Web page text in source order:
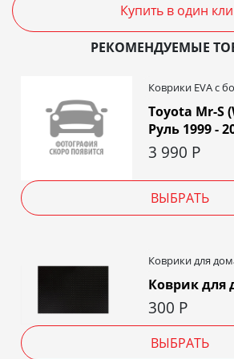
Купить в один
РЕКОМЕНДУЕМЫЕ
Коврики EVA c
Toyota Mr-S
Руль 1999 -
3 990 Р
ВЫБРАТЬ
Коврики для
Коврик для
300 Р
ВЫБРАТЬ